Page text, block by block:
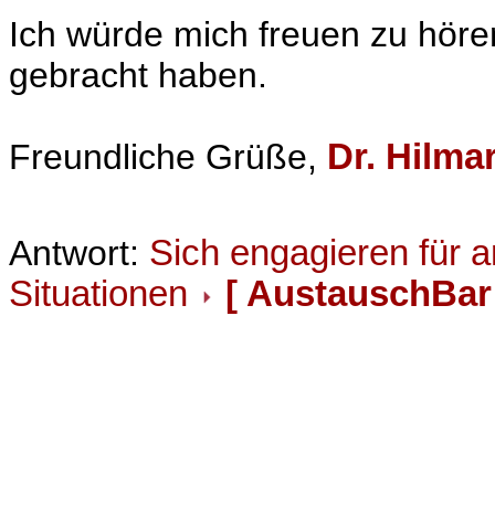
Ich würde mich freuen zu
gebracht haben.
Freundliche Grüße, Dr.
Antwort: Sich engagieren für
Situationen
[